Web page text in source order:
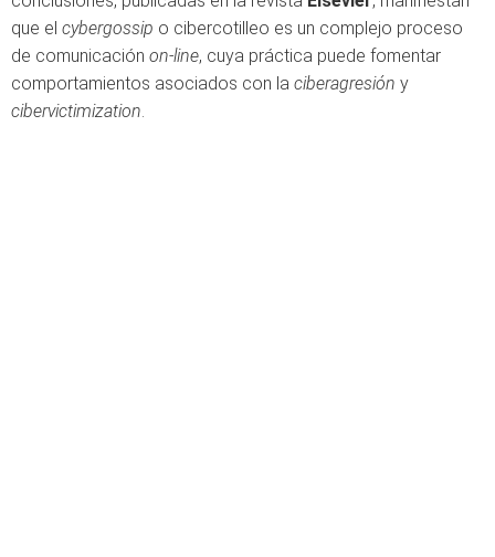
que el cybergossip o cibercotilleo es un complejo proceso
de comunicación on-line, cuya práctica puede fomentar
comportamientos asociados con la ciberagresión y
cibervictimization.